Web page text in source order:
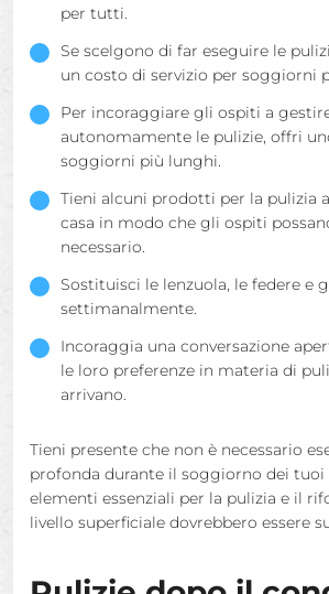
per tutti.
Se scelgono di far eseguire le
un costo di servizio per soggiorni
Per incoraggiare gli ospiti a
autonomamente le pulizie, offri
soggiorni più lunghi.
Tieni alcuni prodotti per la pulizia
casa in modo che gli ospiti
necessario.
Sostituisci le lenzuola, le federe e
settimanalmente.
Incoraggia una conversazione
le loro preferenze in materia di
arrivano.
Tieni presente che non è necessario
profonda durante il soggiorno dei tuoi
elementi essenziali per la pulizia e il
livello superficiale dovrebbero essere